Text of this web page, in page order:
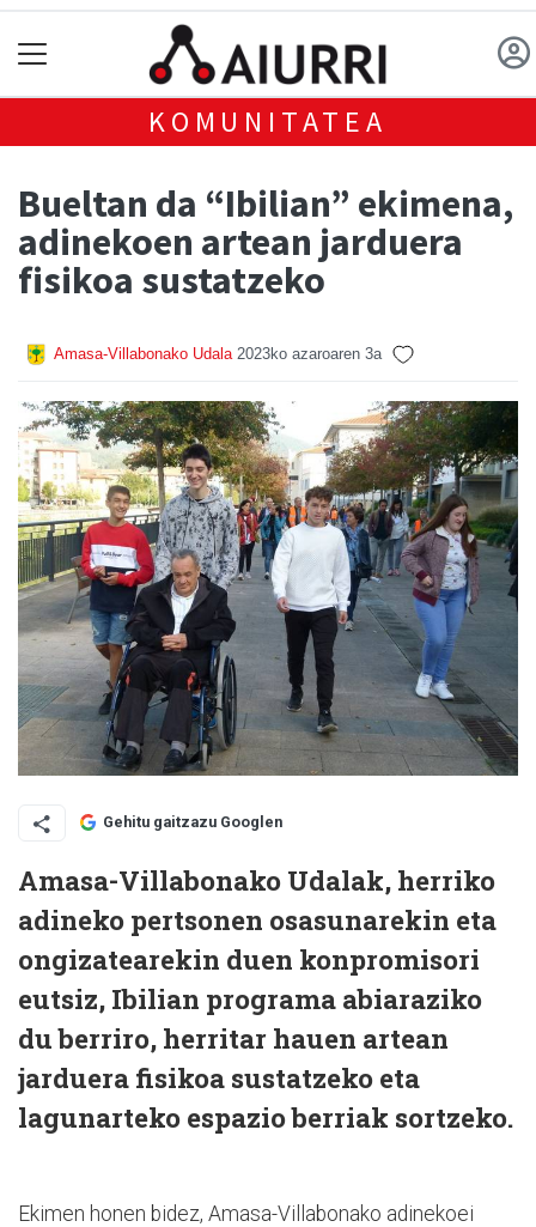
KOMUNITATEA
Bueltan da “Ibilian” ekimena,
adinekoen artean jarduera
fisikoa sustatzeko
Amasa-Villabonako Udala 2023ko azaroaren 3a
Gehitu gaitzazu Googlen
Amasa-Villabonako Udalak, herriko
adineko pertsonen osasunarekin eta
ongizatearekin duen konpromisori
eutsiz, Ibilian programa abiaraziko
du berriro, herritar hauen artean
jarduera fisikoa sustatzeko eta
lagunarteko espazio berriak sortzeko.
Ekimen honen bidez, Amasa-Villabonako adinekoei